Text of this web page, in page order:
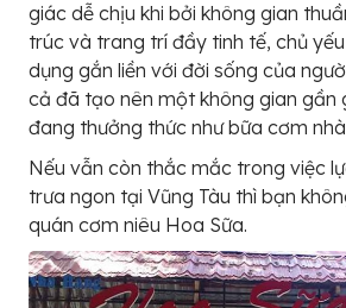
giác dễ chịu khi bởi không gian
trúc và trang trí đầy tinh tế, chủ
dụng gắn liền với đời sống của
cả đã tạo nên một không gian gần
đang thưởng thức như bữa cơm
Nếu vẫn còn thắc mắc trong việc
trưa ngon tại Vũng Tàu thì bạn
quán cơm niêu Hoa Sữa.